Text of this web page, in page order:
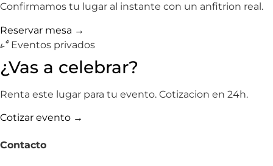
Confirmamos tu lugar al instante con un anfitrion real.
Reservar mesa →
Eventos privados
¿Vas a celebrar?
Renta este lugar para tu evento. Cotizacion en 24h.
Cotizar evento →
Contacto